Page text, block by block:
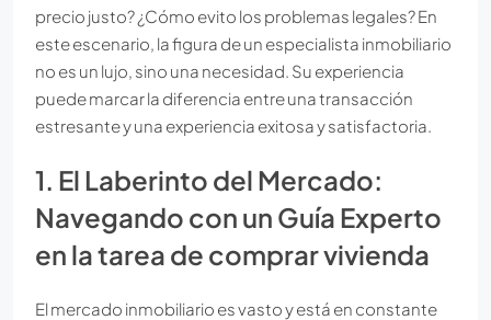
precio justo? ¿Cómo evito los problemas legales? En
este escenario, la figura de un especialista inmobiliario
no es un lujo, sino una necesidad. Su experiencia
puede marcar la diferencia entre una transacción
estresante y una experiencia exitosa y satisfactoria.
1. El Laberinto del Mercado:
Navegando con un Guía Experto
en la tarea de comprar vivienda
El mercado inmobiliario es vasto y está en constante